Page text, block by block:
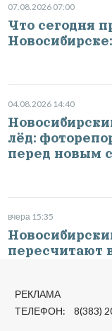
07.08.2026 07:00
Что сегодня
04.08.2026 14:40
лёд:
перед новым
вчера 15:35
пересчитают
РЕКЛАМА
ТЕЛЕФОН: 8(383)